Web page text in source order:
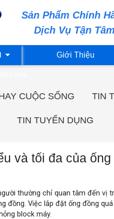
Sản Phẩm Chính
Dịch Vụ Tận Tâm
Giới Thiệu
CUỘC SỐNG TIN
TIN TUYỂN DỤNG
và tối đa của
thường chỉ quan tâm đến vị
đồng. Việc lắp đặt ống đồng
block máy.